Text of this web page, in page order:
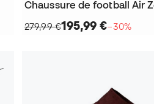
279,99 €195,99 €−30%